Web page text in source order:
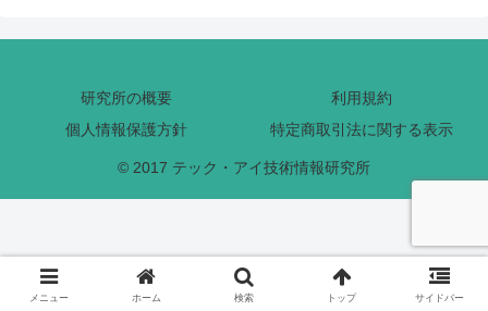
研究所の概要
利用規約
個人情報保護方針
特定商取引法に関する表示
© 2017 テック・アイ技術情報研究所
メニュー ホーム 検索 トップ サイドバー